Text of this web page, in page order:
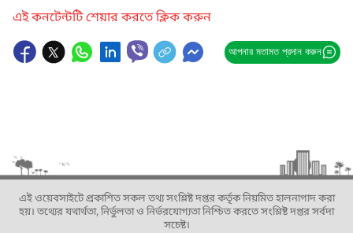
এই কনটেন্টটি শেয়ার করতে ক্লিক করুন
আপনার মতামত প্রদান করুন
এই ওয়েবসাইটে প্রকাশিত সকল তথ্য সংশ্লিষ্ট দপ্তর কর্তৃক নিয়মিত হালনাগাদ করা
হয়। তথ্যের যথার্থতা, নির্ভুলতা ও নির্ভরযোগ্যতা নিশ্চিত করতে সংশ্লিষ্ট দপ্তর সর্বদা
সচেষ্ট।